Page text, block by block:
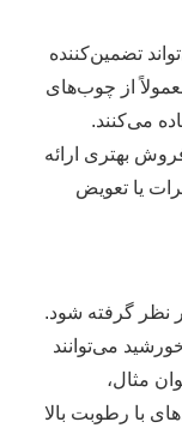
تضمین‌کننده
از چوب‌های
می‌کنند.
بهتری ارائه
یا تعویض
نظر گرفته شود.
می‌توانند
مثال،
با رطوبت بالا